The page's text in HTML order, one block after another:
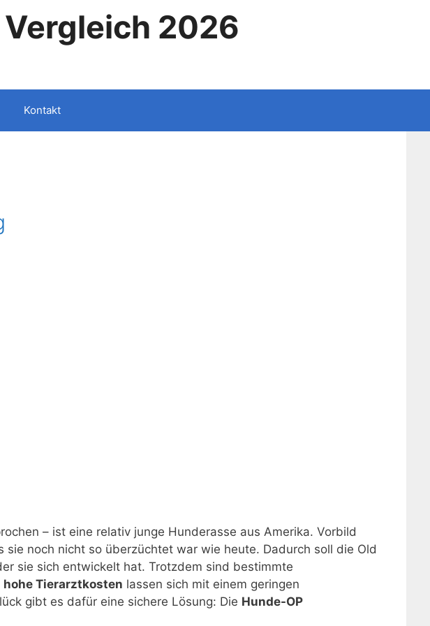
Vergleich 2026
Kontakt
– ist eine relativ junge Hunderasse aus Amerika. Vorbild
noch nicht so überzüchtet war wie heute. Dadurch soll die Old
sie sich entwickelt hat. Trotzdem sind bestimmte
hohe Tierarztkosten lassen sich mit einem geringen
gibt es dafür eine sichere Lösung: Die Hunde-OP